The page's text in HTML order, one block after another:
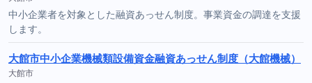
中小企業者を対象とした融資あっせん制度。事業資金の調達を支援
します。
大館市中小企業機械類設備資金融資あっせん制度（大館機械）
大館市